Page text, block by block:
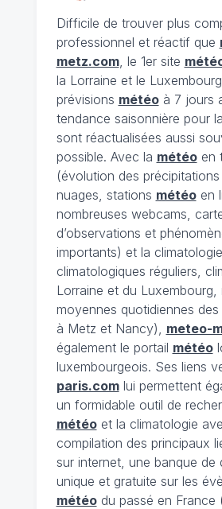
Difficile de trouver plus
professionnel et réactif que
metz.com, le 1er site
la Lorraine et le
prévisions météoà 7 jours
tendance saisonnière pour
sont réactualisées aussi
possible. Avec la météoen
(évolution des
nuages, stations météoen
nombreuses webcams,
d’observations et
importants) et la
climatologiques réguliers,
Lorraine et du Luxembourg,
moyennes quotidiennes
à Metz et Nancy), meteo-
également le portail météo
luxembourgeois. Ses liens
paris.comlui permettent
un formidable outil de
météoet la climatologie
compilation des principaux
sur internet, une banque de
unique et gratuite sur les
météodu passé en France